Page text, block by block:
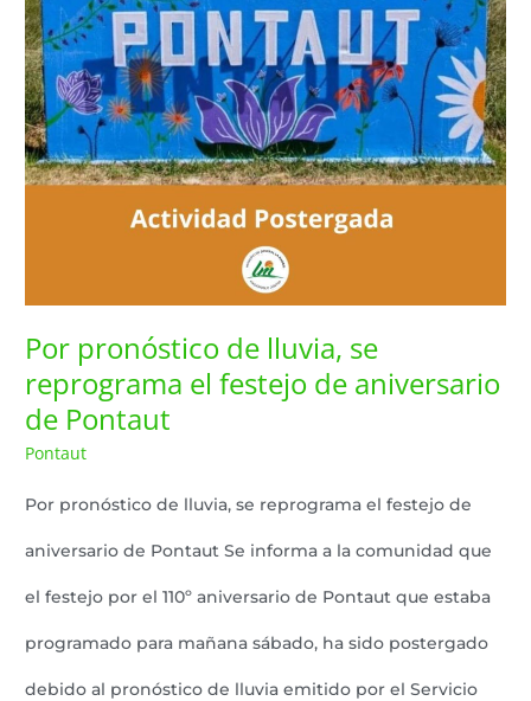
Por pronóstico de lluvia, se
reprograma el festejo de aniversario
de Pontaut
Pontaut
Por pronóstico de lluvia, se reprograma el festejo de
aniversario de Pontaut Se informa a la comunidad que
el festejo por el 110º aniversario de Pontaut que estaba
programado para mañana sábado, ha sido postergado
debido al pronóstico de lluvia emitido por el Servicio
se
reprograma
el
festejo
de
Pontaut